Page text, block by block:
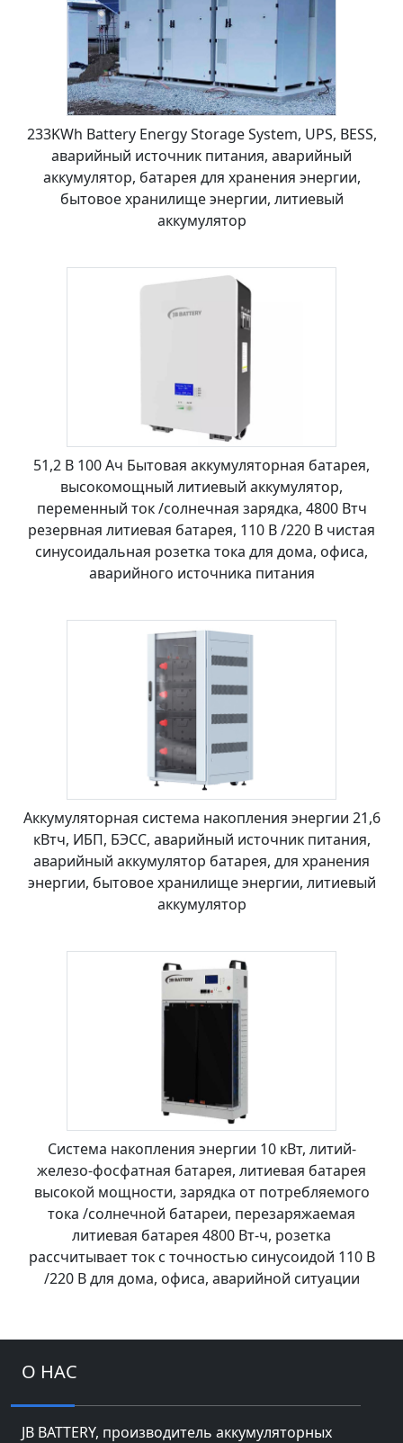
233KWh Battery Energy Storage System, UPS, BESS,
аварийный источник питания, аварийный
аккумулятор, батарея для хранения энергии,
бытовое хранилище энергии, литиевый
аккумулятор
51,2 В 100 Ач Бытовая аккумуляторная батарея,
высокомощный литиевый аккумулятор,
переменный ток /солнечная зарядка, 4800 Втч
резервная литиевая батарея, 110 В /220 В чистая
синусоидальная розетка тока для дома, офиса,
аварийного источника питания
Аккумуляторная система накопления энергии 21,6
кВтч, ИБП, БЭСС, аварийный источник питания,
аварийный аккумулятор батарея, для хранения
энергии, бытовое хранилище энергии, литиевый
аккумулятор
Система накопления энергии 10 кВт, литий-
железо-фосфатная батарея, литиевая батарея
высокой мощности, зарядка от потребляемого
тока /солнечной батареи, перезаряжаемая
литиевая батарея 4800 Вт-ч, розетка
рассчитывает ток с точностью синусоидой 110 В
/220 В для дома, офиса, аварийной ситуации
О НАС
JB BATTERY, производитель аккумуляторных